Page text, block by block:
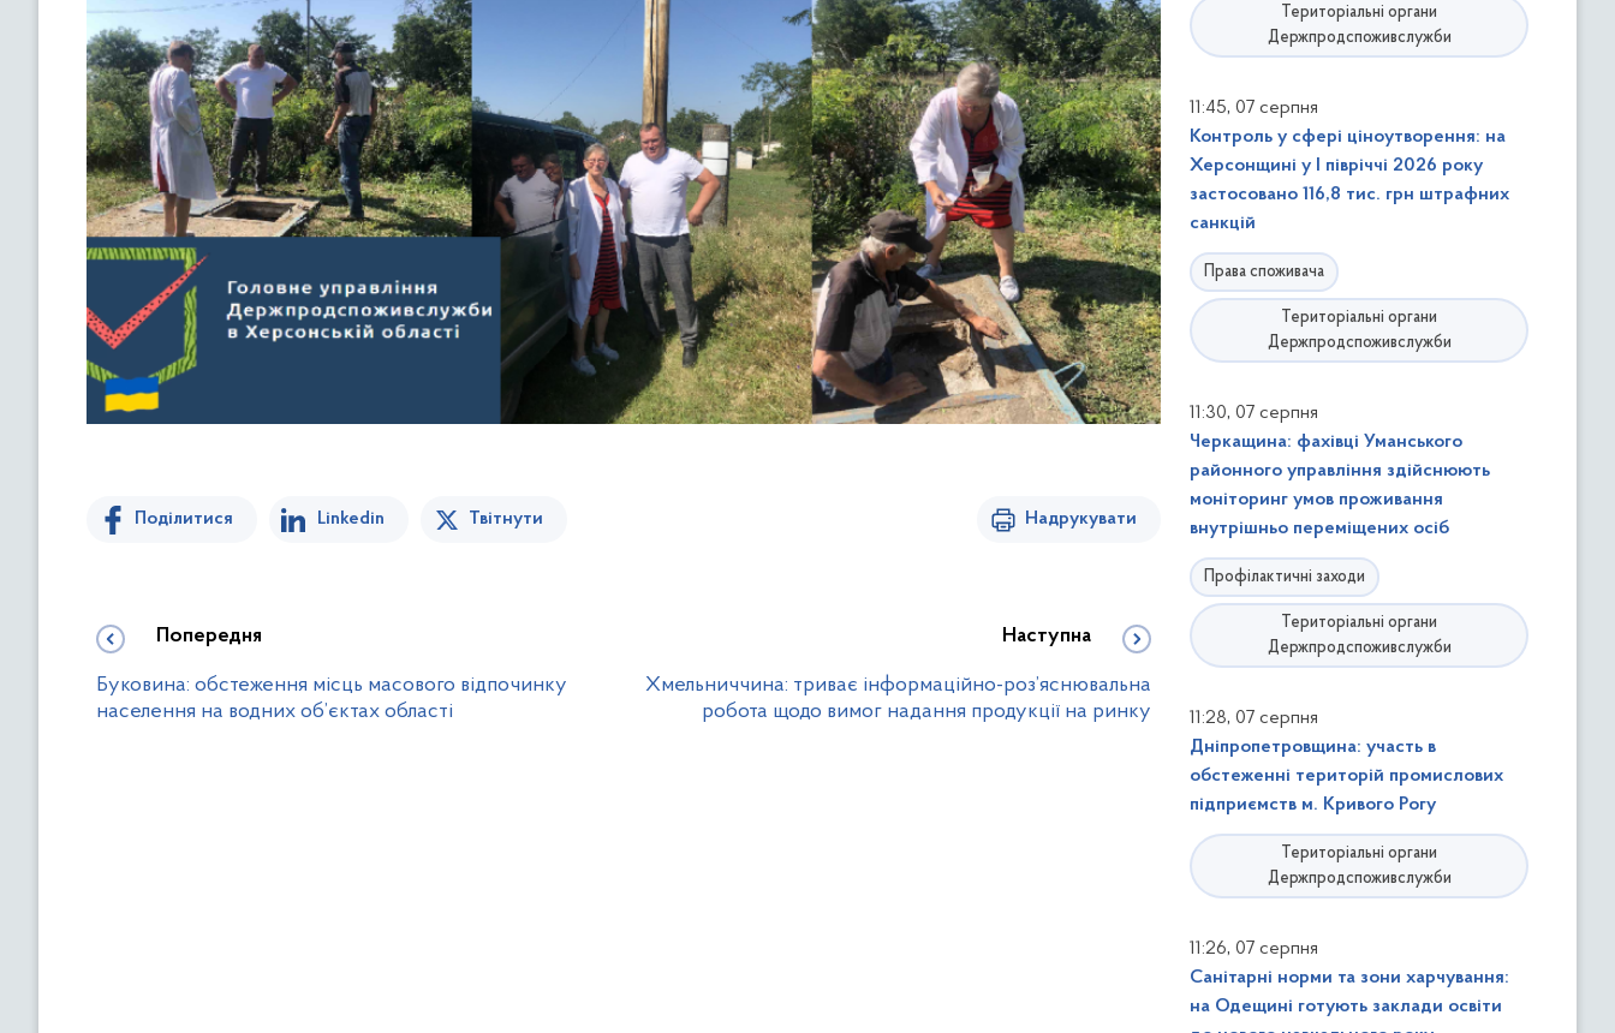
Поділитися Linkedin Твітнути Надрукувати
Попередня
Буковина: обстеження місць масового відпочинку
населення на водних об’єктах області
Наступна
Хмельниччина: триває інформаційно-роз’яснювальна
робота щодо вимог надання продукції на ринку
Територіальні органи
Держпродспоживслужби
11:45, 07 серпня
Контроль у сфері ціноутворення: на
Херсонщині у І півріччі 2026 року
застосовано 116,8 тис. грн штрафних
санкцій
Права споживача
Територіальні органи
Держпродспоживслужби
11:30, 07 серпня
Черкащина: фахівці Уманського
районного управління здійснюють
моніторинг умов проживання
внутрішньо переміщених осіб
Профілактичні заходи
Територіальні органи
Держпродспоживслужби
11:28, 07 серпня
Дніпропетровщина: участь в
обстеженні територій промислових
підприємств м. Кривого Рогу
Територіальні органи
Держпродспоживслужби
11:26, 07 серпня
Санітарні норми та зони харчування:
на Одещині готують заклади освіти